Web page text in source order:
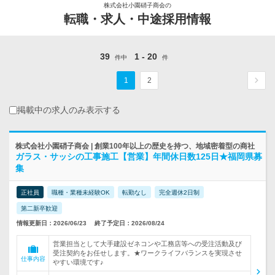
株式会社小園硝子商会の
転職・求人・中途採用情報
39 件中 1 - 20 件
1 2
掲載中の求人のみ表示する
株式会社小園硝子商会 | 創業100年以上の歴史を持つ、地域密着型の商社
ガラス・サッシの工事施工【営業】年間休日数125日★福岡県募
集
正社員 職種・業種未経験OK 転勤なし 完全週休2日制
第二新卒歓迎
情報更新日：2026/06/23 終了予定日：2026/08/24
仕事内容
営業担当として大手建設ゼネコンや工務店等への受注活動及び
受注契約をお任せします。★ワークライフバランスを実現させ
やすい環境です♪